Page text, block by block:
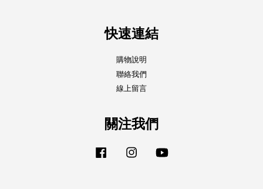
快速連結
購物說明
聯絡我們
線上留言
關注我們
Facebook Instagram